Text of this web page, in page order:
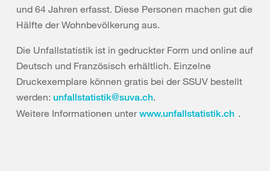
und 64 Jahren erfasst. Diese Personen machen gut die
Hälfte der Wohnbevölkerung aus.
Die Unfallstatistik ist in gedruckter Form und online auf
Deutsch und Französisch erhältlich. Einzelne
Druckexemplare können gratis bei der SSUV bestellt
werden: unfallstatistik@suva.ch.
Weitere Informationen unterwww.unfallstatistik.ch .